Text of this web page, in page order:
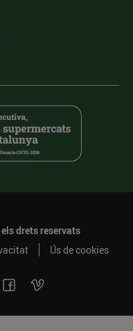
drets reservats
Ús de cookies